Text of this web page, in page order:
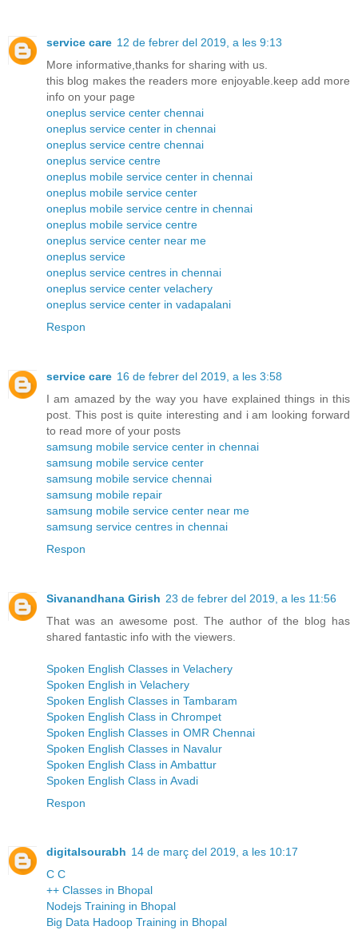
service care 12 de febrer del 2019, a les 9:13
More informative,thanks for sharing with us.
this blog makes the readers more enjoyable.keep add more
info on your page
oneplus service center chennai
oneplus service center in chennai
oneplus service centre chennai
oneplus service centre
oneplus mobile service center in chennai
oneplus mobile service center
oneplus mobile service centre in chennai
oneplus mobile service centre
oneplus service center near me
oneplus service
oneplus service centres in chennai
oneplus service center velachery
oneplus service center in vadapalani
Respon
service care 16 de febrer del 2019, a les 3:58
I am amazed by the way you have explained things in this
post. This post is quite interesting and i am looking forward
to read more of your posts
samsung mobile service center in chennai
samsung mobile service center
samsung mobile service chennai
samsung mobile repair
samsung mobile service center near me
samsung service centres in chennai
Respon
Sivanandhana Girish 23 de febrer del 2019, a les 11:56
That was an awesome post. The author of the blog has
shared fantastic info with the viewers.
Spoken English Classes in Velachery
Spoken English in Velachery
Spoken English Classes in Tambaram
Spoken English Class in Chrompet
Spoken English Classes in OMR Chennai
Spoken English Classes in Navalur
Spoken English Class in Ambattur
Spoken English Class in Avadi
Respon
digitalsourabh 14 de març del 2019, a les 10:17
C C
++ Classes in Bhopal
Nodejs Training in Bhopal
Big Data Hadoop Training in Bhopal